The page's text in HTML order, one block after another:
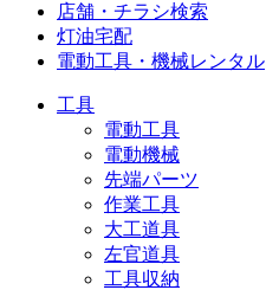
店舗・チラシ検索
灯油宅配
電動工具・機械レンタル
工具
電動工具
電動機械
先端パーツ
作業工具
大工道具
左官道具
工具収納